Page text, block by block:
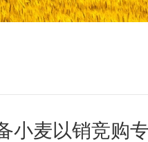
小麦以销竞购